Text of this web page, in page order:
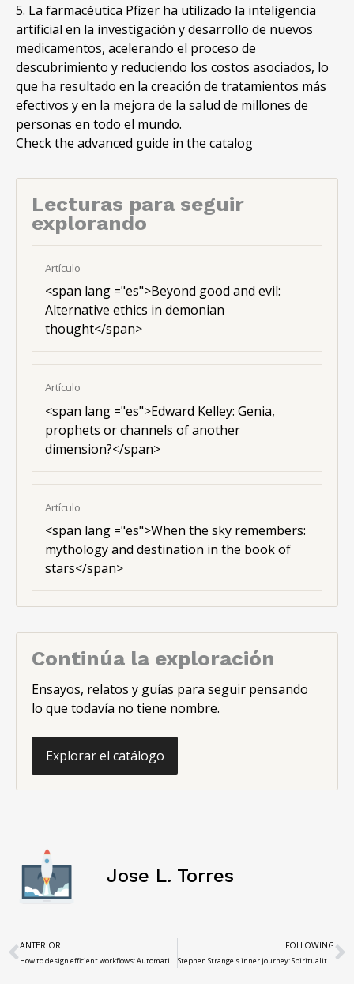
5. La farmacéutica Pfizer ha utilizado la inteligencia
artificial en la investigación y desarrollo de nuevos
medicamentos, acelerando el proceso de
descubrimiento y reduciendo los costos asociados, lo
que ha resultado en la creación de tratamientos más
efectivos y en la mejora de la salud de millones de
personas en todo el mundo.
Check the advanced guide in the catalog
Lecturas para seguir
explorando
Artículo
<span lang ="es">Beyond good and evil:
Alternative ethics in demonian
thought</span>
Artículo
<span lang ="es">Edward Kelley: Genia,
prophets or channels of another
dimension?</span>
Artículo
<span lang ="es">When the sky remembers:
mythology and destination in the book of
stars</span>
Continúa la exploración
Ensayos, relatos y guías para seguir pensando
lo que todavía no tiene nombre.
Explorar el catálogo
Jose L. Torres
ANTERIOR
How to design efficient workflows: Automation with step by step
FOLLOWING
Stephen Strange's inner journey: Spirituality and redemption in the Supreme Sorcerer